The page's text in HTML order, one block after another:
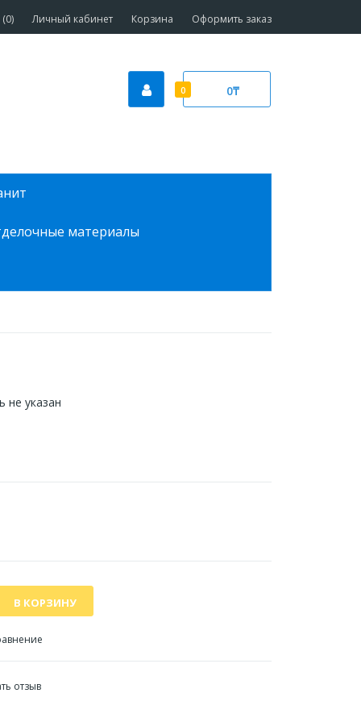
Личный кабинет Корзина Оформить заказ
0 0₸
материалы
не указан
отзыв